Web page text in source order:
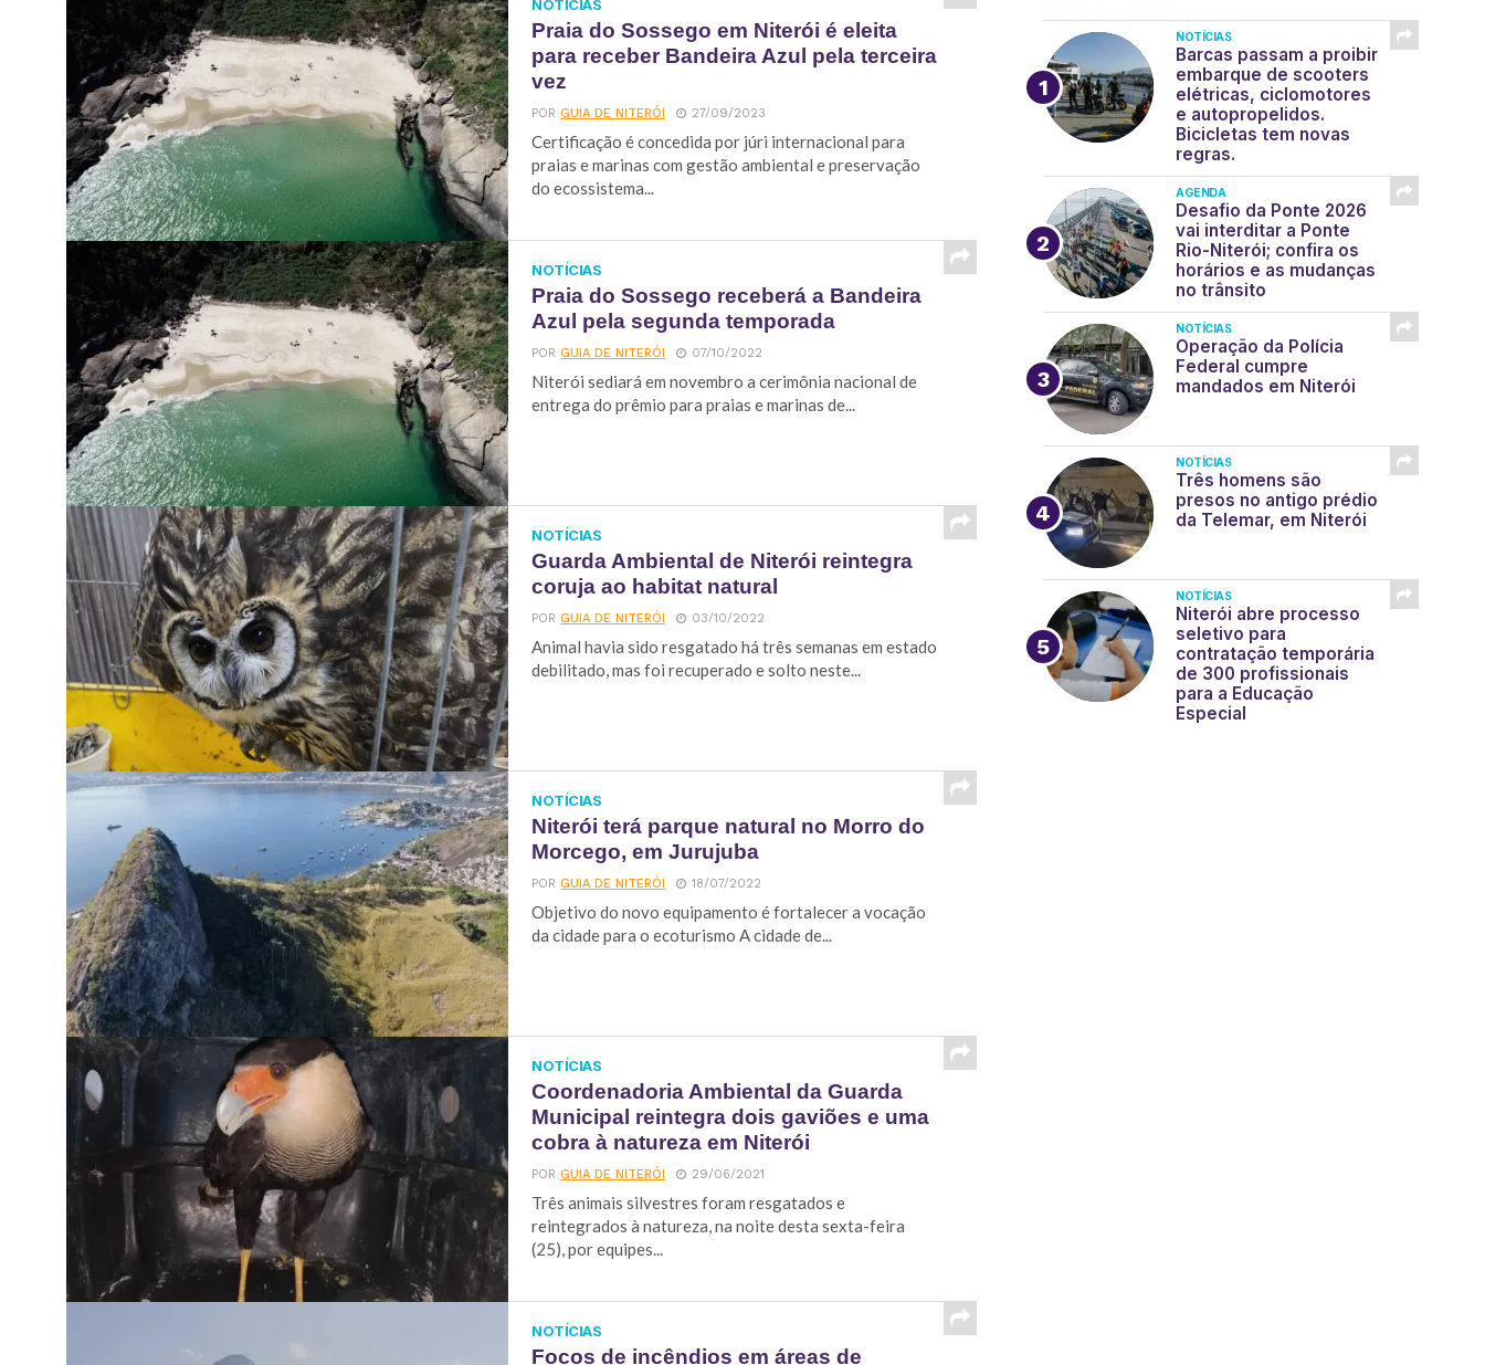
NOTÍCIAS
Praia do Sossego em Niterói é eleita
para receber Bandeira Azul pela terceira
vez
PORGUIA DE NITERÓI 27/09/2023
Certificação é concedida por júri internacional para
praias e marinas com gestão ambiental e preservação
do ecossistema...
NOTÍCIAS
Praia do Sossego receberá a Bandeira
Azul pela segunda temporada
PORGUIA DE NITERÓI 07/10/2022
Niterói sediará em novembro a cerimônia nacional de
entrega do prêmio para praias e marinas de...
NOTÍCIAS
Guarda Ambiental de Niterói reintegra
coruja ao habitat natural
PORGUIA DE NITERÓI 03/10/2022
Animal havia sido resgatado há três semanas em estado
debilitado, mas foi recuperado e solto neste...
NOTÍCIAS
Niterói terá parque natural no Morro do
Morcego, em Jurujuba
PORGUIA DE NITERÓI 18/07/2022
Objetivo do novo equipamento é fortalecer a vocação
da cidade para o ecoturismo A cidade de...
NOTÍCIAS
Coordenadoria Ambiental da Guarda
Municipal reintegra dois gaviões e uma
cobra à natureza em Niterói
PORGUIA DE NITERÓI 29/06/2021
Três animais silvestres foram resgatados e
reintegrados à natureza, na noite desta sexta-feira
(25), por equipes...
NOTÍCIAS
Focos de incêndios em áreas de
NOTÍCIAS
Barcas passam a proibir
embarque de scooters
elétricas, ciclomotores
e autopropelidos.
Bicicletas tem novas
regras.
AGENDA
Desafio da Ponte 2026
vai interditar a Ponte
Rio-Niterói; confira os
horários e as mudanças
no trânsito
NOTÍCIAS
Operação da Polícia
Federal cumpre
mandados em Niterói
NOTÍCIAS
Três homens são
presos no antigo prédio
da Telemar, em Niterói
NOTÍCIAS
Niterói abre processo
seletivo para
contratação temporária
de 300 profissionais
para a Educação
Especial